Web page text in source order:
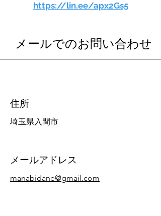
https://lin.ee/apx2Gs5
メールでのお問い合わせ
​住所
​埼玉県入間市
メールアドレス
manabidane@gmail.com